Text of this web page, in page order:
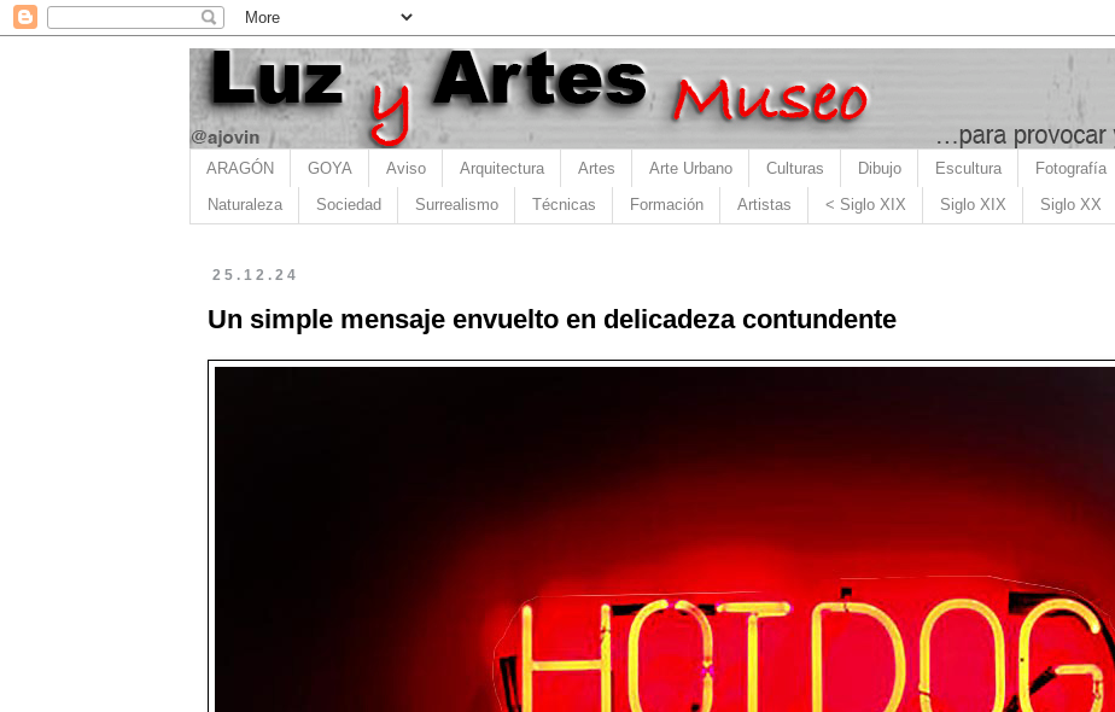
ARAGÓN GOYA Aviso Arquitectura Artes Arte Urbano Culturas Dibujo Escultura Fotografía
Naturaleza Sociedad Surrealismo Técnicas Formación Artistas < Siglo XIX Siglo XIX Siglo XX
25.12.24
Un simple mensaje envuelto en delicadeza contundente